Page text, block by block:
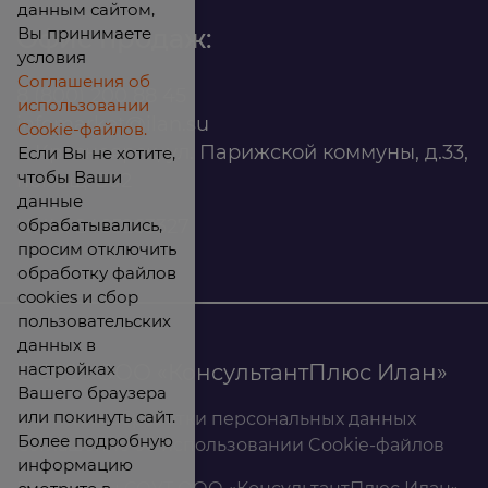
Офис продаж:
infomarket@ilan.su
г. Красноярск, ул. Парижской коммуны, д.33,
помещ. 302
ИНН: 2465263327
© 2026 ООО «КонсультантПлюс Илан»
Политика обработки персональных данных
Соглашение об использовании Cookie-файлов
данным сайтом,
Вы принимаете
условия
Соглашения об
использовании
Cookie-файлов.
Если Вы не хотите,
чтобы Ваши
данные
обрабатывались,
просим отключить
обработку файлов
cookies и сбор
пользовательских
данных в
настройках
Вашего браузера
или покинуть сайт.
Более подробную
информацию